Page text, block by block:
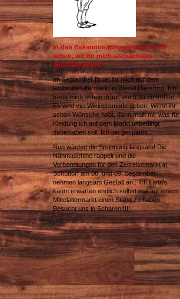
In den Bekanntmachungen könnt ihr
sehen, wo ihr mich als nächstes
antreffen könnt.
Im September findet ihr mich auf dem
Frühmittelaltermarkt in Wesel Diersford. Ich
freue mich schon drauf, euch da zu treffen.
Es wird viel Wikingermode geben. Wenn ihr
schon Wünsche habt, dann mailt mir was für
Kleidung ich auf dem Markt unbedingt
dabeihaben soll. Ich bin gespannt.
Nun wächst die Spannung langsam! Die
Nähmaschine rappelt und die
Vorbereitungen für den Zeitreisemarkt in
Schüttorf am 08. und 09. September
nehmen langsam Gestalt an . Ich kann's
kaum erwarten endlich selbst mal auf einem
Mittelaltermarkt einen Stand zu haben.
Besucht uns in Scharen!!!!!